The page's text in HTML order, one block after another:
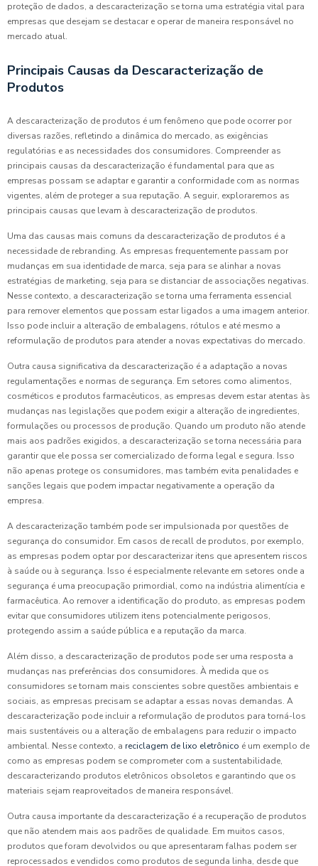
proteção de dados, a descaracterização se torna uma estratégia vital para
empresas que desejam se destacar e operar de maneira responsável no
mercado atual.
Principais Causas da Descaracterização de
Produtos
A descaracterização de produtos é um fenômeno que pode ocorrer por
diversas razões, refletindo a dinâmica do mercado, as exigências
regulatórias e as necessidades dos consumidores. Compreender as
principais causas da descaracterização é fundamental para que as
empresas possam se adaptar e garantir a conformidade com as normas
vigentes, além de proteger a sua reputação. A seguir, exploraremos as
principais causas que levam à descaracterização de produtos.
Uma das causas mais comuns da descaracterização de produtos é a
necessidade de rebranding. As empresas frequentemente passam por
mudanças em sua identidade de marca, seja para se alinhar a novas
estratégias de marketing, seja para se distanciar de associações negativas.
Nesse contexto, a descaracterização se torna uma ferramenta essencial
para remover elementos que possam estar ligados a uma imagem anterior.
Isso pode incluir a alteração de embalagens, rótulos e até mesmo a
reformulação de produtos para atender a novas expectativas do mercado.
Outra causa significativa da descaracterização é a adaptação a novas
regulamentações e normas de segurança. Em setores como alimentos,
cosméticos e produtos farmacêuticos, as empresas devem estar atentas às
mudanças nas legislações que podem exigir a alteração de ingredientes,
formulações ou processos de produção. Quando um produto não atende
mais aos padrões exigidos, a descaracterização se torna necessária para
garantir que ele possa ser comercializado de forma legal e segura. Isso
não apenas protege os consumidores, mas também evita penalidades e
sanções legais que podem impactar negativamente a operação da
empresa.
A descaracterização também pode ser impulsionada por questões de
segurança do consumidor. Em casos de recall de produtos, por exemplo,
as empresas podem optar por descaracterizar itens que apresentem riscos
à saúde ou à segurança. Isso é especialmente relevante em setores onde a
segurança é uma preocupação primordial, como na indústria alimentícia e
farmacêutica. Ao remover a identificação do produto, as empresas podem
evitar que consumidores utilizem itens potencialmente perigosos,
protegendo assim a saúde pública e a reputação da marca.
Além disso, a descaracterização de produtos pode ser uma resposta a
mudanças nas preferências dos consumidores. À medida que os
consumidores se tornam mais conscientes sobre questões ambientais e
sociais, as empresas precisam se adaptar a essas novas demandas. A
descaracterização pode incluir a reformulação de produtos para torná-los
mais sustentáveis ou a alteração de embalagens para reduzir o impacto
ambiental. Nesse contexto, a reciclagem de lixo eletrônico é um exemplo de
como as empresas podem se comprometer com a sustentabilidade,
descaracterizando produtos eletrônicos obsoletos e garantindo que os
materiais sejam reaproveitados de maneira responsável.
Outra causa importante da descaracterização é a recuperação de produtos
que não atendem mais aos padrões de qualidade. Em muitos casos,
produtos que foram devolvidos ou que apresentaram falhas podem ser
reprocessados e vendidos como produtos de segunda linha, desde que